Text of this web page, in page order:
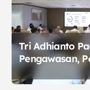
Tri Adhianto
Pengawasan,
Targetkan Skor
Naik